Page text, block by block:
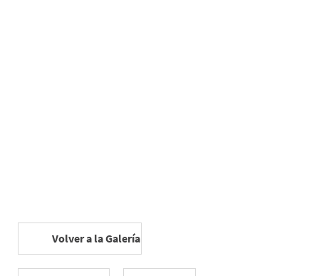
Volver a la Galería